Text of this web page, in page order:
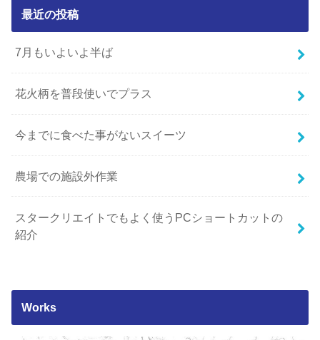
最近の投稿
7月もいよいよ半ば
花火柄を普段使いでプラス
今までに食べた事がないスイーツ
農場での施設外作業
スタークリエイトでもよく使うPCショートカットの
紹介
Works